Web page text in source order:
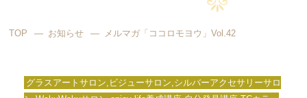
TOP お知らせ メルマガ「ココロモヨウ」Vol.42
グラスアートサロン,ビジューサロン,シルバーアクセサリーサロ